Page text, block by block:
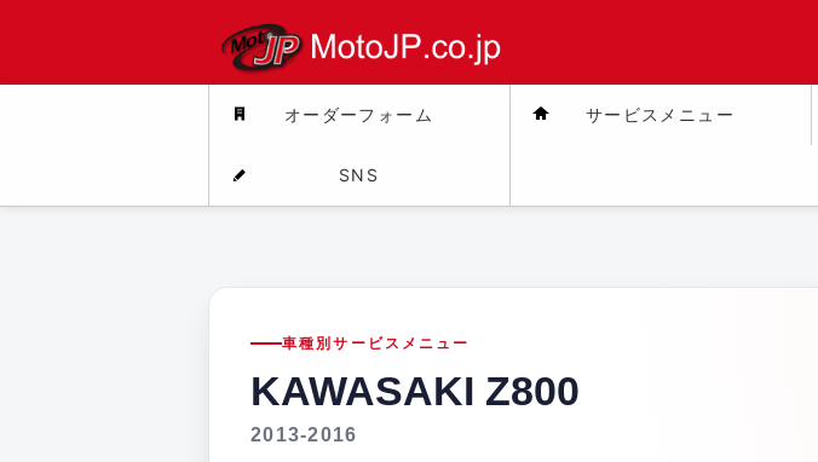
オーダーフォーム サービスメニュー
SNS
車種別サービスメニュー
KAWASAKI Z800
2013-2016